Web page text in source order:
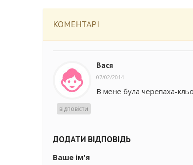
КОМЕНТАРІ
Вася
07/02/2014
В мене була черепаха-
відповісти
ДОДАТИ ВІДПОВІДЬ
Ваше ім'я